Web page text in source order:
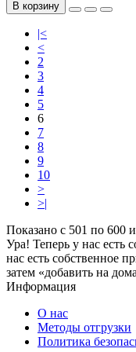
В корзину
|<
<
2
3
4
5
6
7
8
9
10
>
>|
Показано с 501 по 600
Ура! Теперь у нас есть
нас есть собственное
затем «добавить на
Информация
О нас
Методы отгрузки
Политика